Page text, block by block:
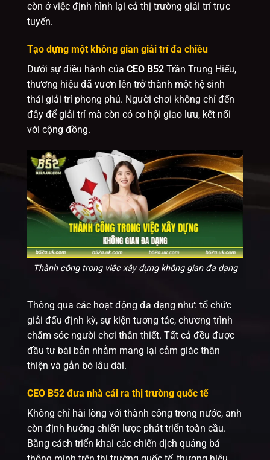
còn ở việc định hình lại cả thị trường giải trí trực
tuyến.
Tạo dựng một không gian giải trí đa chiều
Dưới sự điều hành của CEO B52 Trần Trung Hiếu,
thương hiệu đã vươn lên trở thành một hệ sinh
thái giải trí phong phú. Người chơi không chỉ đến
đây để giải trí mà còn có cơ hội giao lưu, kết nối
với cộng đồng.
Thành công trong việc xây dựng không gian đa dạng
Thông qua các hoạt động đa dạng như: tổ chức
giải đấu định kỳ, sự kiện tương tác, chương trình
chăm sóc người chơi thân thiết. Tất cả đều được
đầu tư bài bản nhằm mang lại cảm giác thân
thiện và gắn bó lâu dài.
CEO B52 đưa nhà cái ra thị trường quốc tế
Không chỉ hài lòng với thành công trong nước, anh
còn định hướng chiến lược phát triển toàn cầu.
Bằng cách triển khai các chiến dịch quảng bá